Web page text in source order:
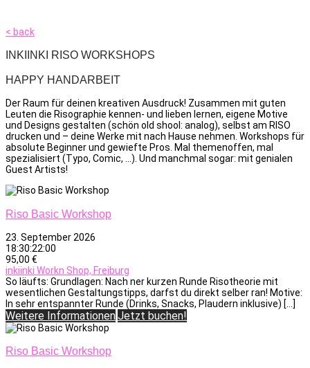
< back
INKIINKI RISO WORKSHOPS
HAPPY HANDARBEIT
Der Raum für deinen kreativen Ausdruck! Zusammen mit guten
Leuten die Risographie kennen- und lieben lernen, eigene Motive
und Designs gestalten (schön old shool: analog), selbst am RISO
drucken und – deine Werke mit nach Hause nehmen. Workshops für
absolute Beginner und gewiefte Pros. Mal themenoffen, mal
spezialisiert (Typo, Comic, …). Und manchmal sogar: mit genialen
Guest Artists!
Riso Basic Workshop
23. September 2026
18:30:22:00
95,00 €
inkiinki Workn Shop, Freiburg
So läufts: Grundlagen: Nach ner kurzen Runde Risotheorie mit
wesentlichen Gestaltungstipps, darfst du direkt selber ran! Motive:
In sehr entspannter Runde (Drinks, Snacks, Plaudern inklusive) […]
Weitere InformationenJetzt buchen!
Riso Basic Workshop